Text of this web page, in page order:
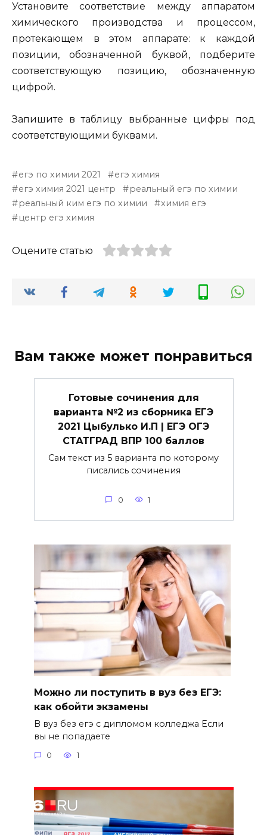
Установите соответствие между аппаратом
химического производства и процессом,
протекающем в этом аппарате: к каждой
позиции, обозначенной буквой, подберите
соответствующую позицию, обозначенную
цифрой.
Запишите в таблицу выбранные цифры под
соответствующими буквами.
егэ по химии 2021
егэ химия
егэ химия 2021 центр
реальный егэ по химии
реальный ким егэ по химии
химия егэ
центр егэ химия
Оцените статью
Вам также может понравиться
Готовые сочинения для
варианта №2 из сборника ЕГЭ
2021 Цыбулько И.П | ЕГЭ ОГЭ
СТАТГРАД ВПР 100 баллов
Сам текст из 5 варианта по которому
писались сочинения
0 1
Можно ли поступить в вуз без ЕГЭ:
как обойти экзамены
В вуз без егэ с дипломом колледжа Если
вы не попадаете
0 1